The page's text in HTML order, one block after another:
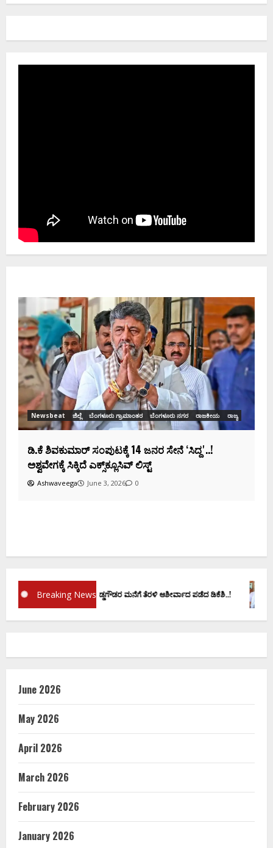
Newsbeat ಜಿಲ್ಲೆ ರಾಜಕೀಯ ರಾಜ್ಯ
ಡಿಕೆಶಿ ಜತೆ 14 ಮಂದಿ ಪ್ರಮಾಣವಚನ ಸಾಧ್ಯತೆ.. ಇಲ್ಲಿದೆ
ಸಂಭಾವ್ಯ ಸಚಿವರ ಫೈನಲ್ ಲಿಸ್ಟ್‌!
Ashwaveega June 3, 2026 0
Breaking News
ವಚನಕ್ಕೂ ಮುನ್ನ ದೊಡ್ಡಗೌಡರ ಮನೆಗೆ ತೆರಳಿ ಆಶೀರ್ವಾದ ಪಡೆದ ಡಿಕೆಶಿ..!
June 2026
May 2026
April 2026
March 2026
February 2026
January 2026